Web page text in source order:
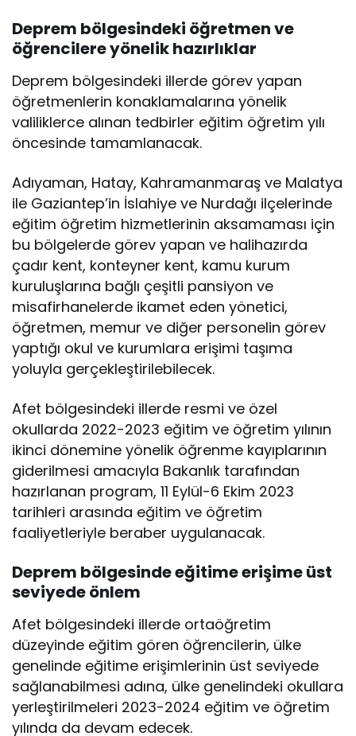
Deprem bölgesindeki öğretmen ve
öğrencilere yönelik hazırlıklar
Deprem bölgesindeki illerde görev yapan
öğretmenlerin konaklamalarına yönelik
valiliklerce alınan tedbirler eğitim öğretim yılı
öncesinde tamamlanacak.
Adıyaman, Hatay, Kahramanmaraş ve Malatya
ile Gaziantep’in İslahiye ve Nurdağı ilçelerinde
eğitim öğretim hizmetlerinin aksamaması için
bu bölgelerde görev yapan ve halihazırda
çadır kent, konteyner kent, kamu kurum
kuruluşlarına bağlı çeşitli pansiyon ve
misafirhanelerde ikamet eden yönetici,
öğretmen, memur ve diğer personelin görev
yaptığı okul ve kurumlara erişimi taşıma
yoluyla gerçekleştirilebilecek.
Afet bölgesindeki illerde resmi ve özel
okullarda 2022-2023 eğitim ve öğretim yılının
ikinci dönemine yönelik öğrenme kayıplarının
giderilmesi amacıyla Bakanlık tarafından
hazırlanan program, 11 Eylül-6 Ekim 2023
tarihleri arasında eğitim ve öğretim
faaliyetleriyle beraber uygulanacak.
Deprem bölgesinde eğitime erişime üst
seviyede önlem
Afet bölgesindeki illerde ortaöğretim
düzeyinde eğitim gören öğrencilerin, ülke
genelinde eğitime erişimlerinin üst seviyede
sağlanabilmesi adına, ülke genelindeki okullara
yerleştirilmeleri 2023-2024 eğitim ve öğretim
yılında da devam edecek.